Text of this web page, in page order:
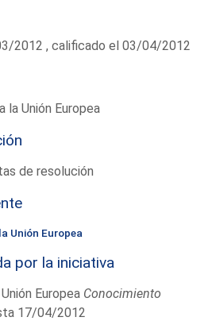
2012 , calificado el 03/04/2012
la Unión Europea
de resolución
Unión Europea
por la iniciativa
Europea Conocimiento
17/04/2012